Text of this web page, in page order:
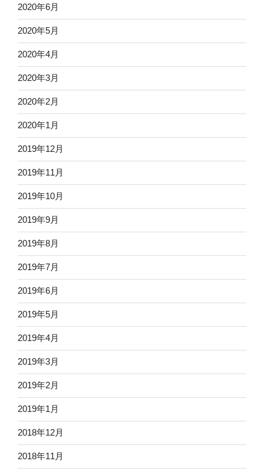
2020年6月
2020年5月
2020年4月
2020年3月
2020年2月
2020年1月
2019年12月
2019年11月
2019年10月
2019年9月
2019年8月
2019年7月
2019年6月
2019年5月
2019年4月
2019年3月
2019年2月
2019年1月
2018年12月
2018年11月